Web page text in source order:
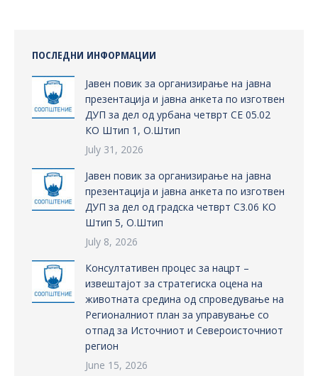
ПОСЛЕДНИ ИНФОРМАЦИИ
Јавен повик за организирање на јавна
презентација и јавна анкета по изготвен
ДУП за дел од урбана четврт СЕ 05.02
КО Штип 1, О.Штип
July 31, 2026
Јавен повик за организирање на јавна
презентација и јавна анкета по изготвен
ДУП за дел од градска четврт С3.06 КО
Штип 5, О.Штип
July 8, 2026
Консултативен процес за нацрт –
извештајот за стратегиска оцена на
животната средина од спроведување на
Регионалниот план за управување со
отпад за Источниот и Североисточниот
регион
June 15, 2026